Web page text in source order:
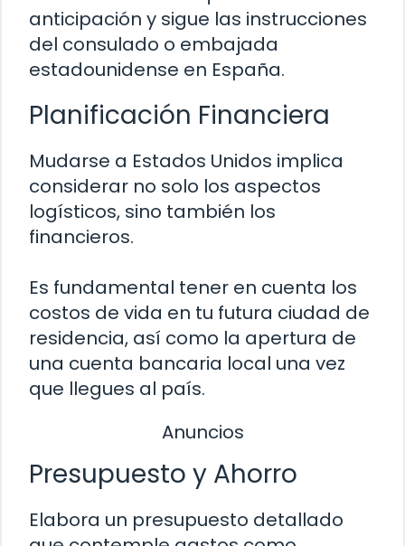
anticipación y sigue las instrucciones
del consulado o embajada
estadounidense en España.
Planificación Financiera
Mudarse a Estados Unidos implica
considerar no solo los aspectos
logísticos, sino también los
financieros.
Es fundamental tener en cuenta los
costos de vida en tu futura ciudad de
residencia, así como la apertura de
una cuenta bancaria local una vez
que llegues al país.
Anuncios
Presupuesto y Ahorro
Elabora un presupuesto detallado